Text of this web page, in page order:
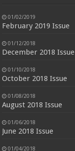
01/02/2019
February 2019 Issue
01/12/2018
December 2018 Issue
01/10/2018
October 2018 Issue
01/08/2018
August 2018 Issue
01/06/2018
June 2018 Issue
01/04/2018